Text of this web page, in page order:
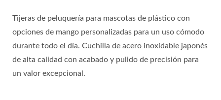
Tijeras de peluquería para mascotas de plástico con
opciones de mango personalizadas para un uso cómodo
durante todo el día. Cuchilla de acero inoxidable japonés
de alta calidad con acabado y pulido de precisión para
un valor excepcional.